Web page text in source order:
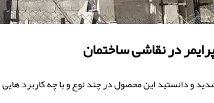
در نقاشی ساختمان
شدید و دانستید این محصول در چند نوع و با چه کاربرد